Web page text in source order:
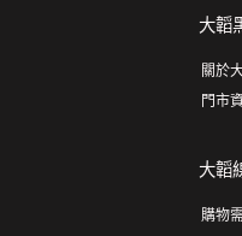
大韜
關於
門市
大韜
購物